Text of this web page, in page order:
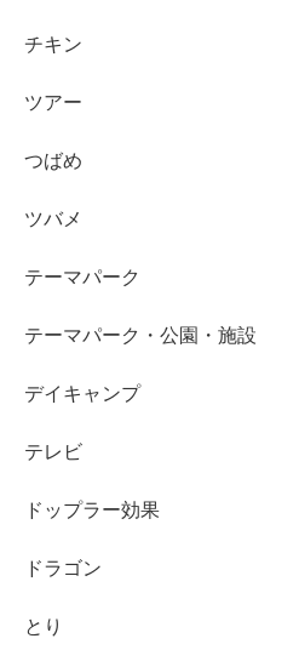
チキン
ツアー
つばめ
ツバメ
テーマパーク
テーマパーク・公園・施設
デイキャンプ
テレビ
ドップラー効果
ドラゴン
とり